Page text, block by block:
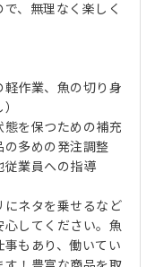
、無理なく楽しく
軽作業、魚の切り身
態を保つための補充
の多めの発注調整
従業員への指導
ネタを乗せるなど
してください。魚
もあり、働いてい